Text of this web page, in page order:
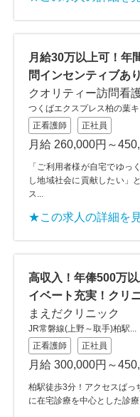
月給30万以上可！年
問インセンティブあ
クオリティー訪問看
つくばエクスプレス柏の葉
正看護師
正社員
月給 260,000円～
「ご利用者様が自宅でゆっ
し地域社会に貢献したい」
ス...
★この求人の詳細を
高収入！年俸500万
イベート充実！クリ
まえだクリニック
JR常磐線(上野～取手)柏駅...
正看護師
正社員
月給 300,000円～
柏駅徒歩3分！アクセスばっ
に在宅診療を中心とした診